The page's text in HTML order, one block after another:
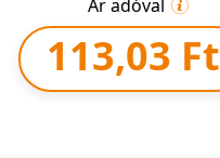
Ár adóval
113,03 Ft